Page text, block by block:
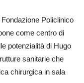
Policlinico
come centro di
potenzialità di Hugo
sanitarie che
chirurgica in sala